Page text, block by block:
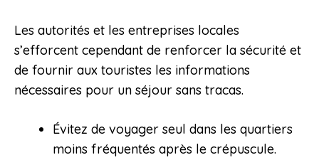
Les autorités et les entreprises locales
s’efforcent cependant de renforcer la sécurité et
de fournir aux touristes les informations
nécessaires pour un séjour sans tracas.
Évitez de voyager seul dans les quartiers
moins fréquentés après le crépuscule.